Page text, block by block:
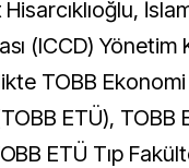
Hisarcıklıoğlu,
(ICCD) Yönetim
TOBB
ETÜ), TOBB
ETÜ Tıp